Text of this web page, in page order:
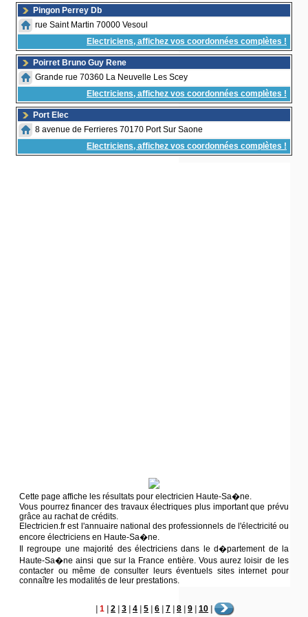
Pingon Perrey Db
rue Saint Martin 70000 Vesoul
Electriciens, affichez vos coordonnées complètes !
Poirret Bruno Guy Rene
Grande rue 70360 La Neuvelle Les Scey
Electriciens, affichez vos coordonnées complètes !
Port Elec
8 avenue de Ferrieres 70170 Port Sur Saone
Electriciens, affichez vos coordonnées complètes !
Cette page affiche les résultats pour electricien Haute-Sa�ne.
Vous pourrez financer des travaux électriques plus important que prévu
grâce au rachat de crédits.
Electricien.fr est l'annuaire national des professionnels de l'électricité ou
encore électriciens en Haute-Sa�ne.
Il regroupe une majorité des électriciens dans le d�partement de la
Haute-Sa�ne ainsi que sur la France entière. Vous aurez loisir de les
contacter ou même de consulter leurs éventuels sites internet pour
connaître les modalités de leur prestations.
| 1 | 2 | 3 | 4 | 5 | 6 | 7 | 8 | 9 | 10 |